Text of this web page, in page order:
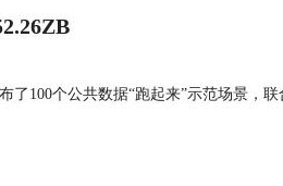
了100个公共数据“跑起来”示范场景，